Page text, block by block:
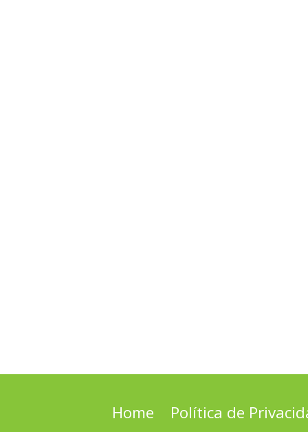
Home Política de